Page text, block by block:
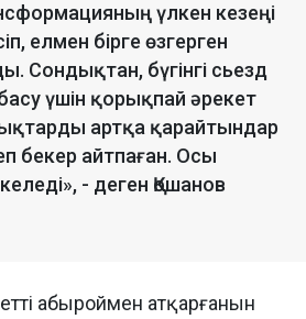
үлкен кезеңі
елмен бірге өзгерген
Сондықтан, бүгінгі сьезд
үшін қорықпай әрекет
артқа қарайтындар
бекер айтпаған. Осы
- деген Қошанов
абыроймен атқарғанын